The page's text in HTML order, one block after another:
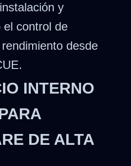
y
el control de
desde
INTERNO
DE ALTA